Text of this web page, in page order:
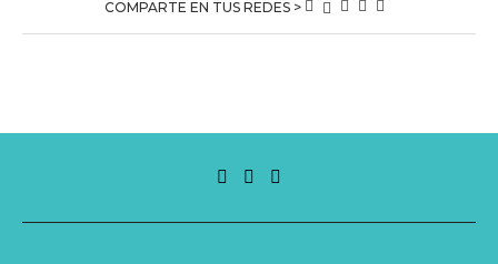
COMPARTE EN TUS REDES >